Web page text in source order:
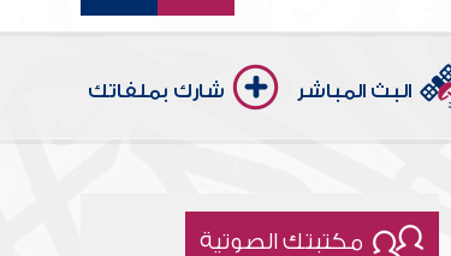
البث المباشر شارك بملفاتك
مكتبتك الصوتية